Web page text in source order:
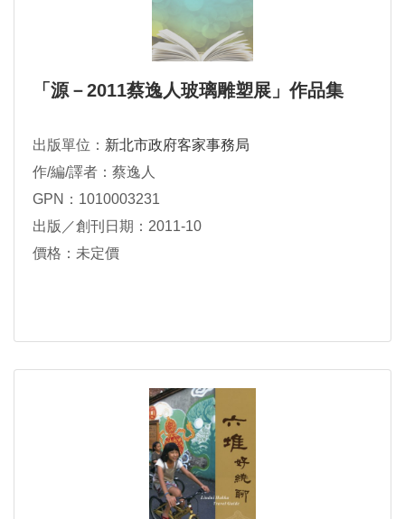
「源－2011蔡逸人玻璃雕塑展」作品集
出版單位： 新北市政府客家事務局
作/編/譯者：蔡逸人
GPN：1010003231
出版／創刊日期：2011-10
價格：未定價